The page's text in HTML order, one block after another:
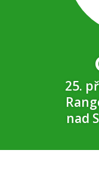
25.
nad